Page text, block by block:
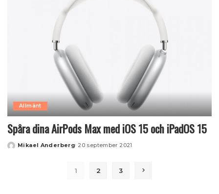
Allmänt
Spåra dina AirPods Max med iOS 15 och iPadOS 15
Posted
Mikael Anderberg 20 september 2021
1 2 3